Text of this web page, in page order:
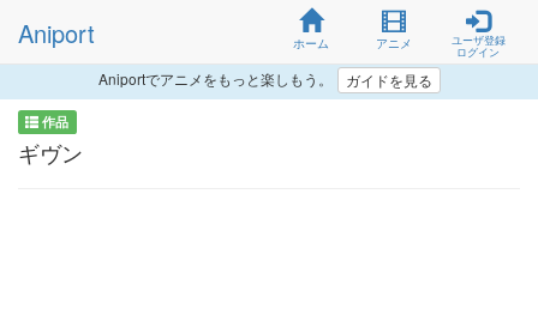
Aniport ホーム アニメ
ユーザ登録
ログイン
Aniportでアニメをもっと楽しもう。 ガイドを見る
作品
ギヴン